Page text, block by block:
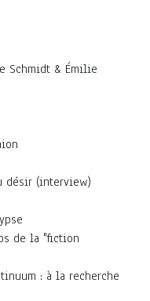
Schmidt & Émilie
désir (interview)
de la "fiction
: à la recherche